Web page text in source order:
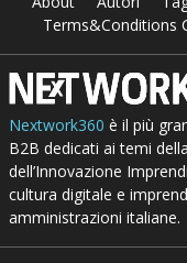
Terms&Conditions
Nextwork360 è il più
B2B dedicati ai temi
dell’Innovazione
cultura digitale e
amministrazioni italiane.